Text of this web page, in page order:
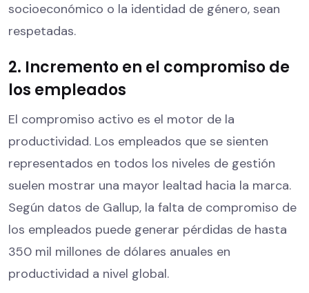
socioeconómico o la identidad de género, sean
respetadas.
2. Incremento en el compromiso de
los empleados
El compromiso activo es el motor de la
productividad. Los empleados que se sienten
representados en todos los niveles de gestión
suelen mostrar una mayor lealtad hacia la marca.
Según datos de Gallup, la falta de compromiso de
los empleados puede generar pérdidas de hasta
350 mil millones de dólares anuales en
productividad a nivel global.